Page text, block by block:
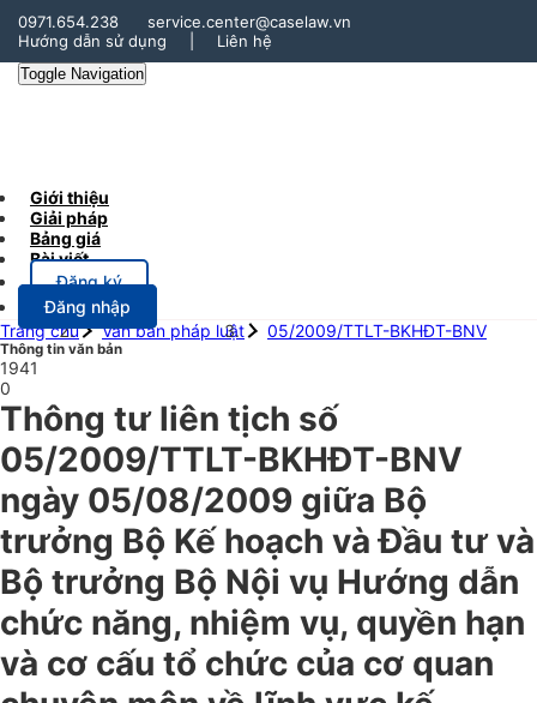
0971.654.238
service.center@caselaw.vn
Hướng dẫn sử dụng
Liên hệ
Toggle Navigation
Giới thiệu
Giải pháp
Bảng giá
Bài viết
Đăng ký
Đăng nhập
Trang chủ
Văn bản pháp luật 05/2009/TTLT-BKHĐT-BNV
Thông tin văn bản
1941
0
Thông tư liên tịch số
05/2009/TTLT-BKHĐT-BNV
ngày 05/08/2009 giữa Bộ
trưởng Bộ Kế hoạch và Đầu tư và
Bộ trưởng Bộ Nội vụ Hướng dẫn
chức năng, nhiệm vụ, quyền hạn
và cơ cấu tổ chức của cơ quan